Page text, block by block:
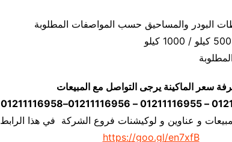
البودر والمساحيق حسب المواصفات المطلوبة
سعر الماكينة يرجى التواصل مع المبيعات
و عناوين و لوكيشنات فروع الشركة في هذا الرابط
https://goo.gl/en7xfB